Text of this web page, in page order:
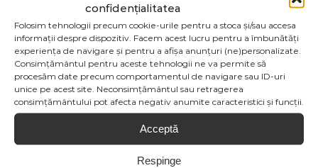
confidențialitatea
Folosim tehnologii precum cookie-urile pentru a stoca și/sau accesa
informații despre dispozitiv. Facem acest lucru pentru a îmbunătăți
experiența de navigare și pentru a afișa anunțuri (ne)personalizate.
Consimțământul pentru aceste tehnologii ne va permite să
procesăm date precum comportamentul de navigare sau ID-uri
unice pe acest site. Neconsimțământul sau retragerea
consimțământului pot afecta negativ anumite caracteristici și funcții.
Acceptă
Respinge
Pin This Product
Product
Produse similare